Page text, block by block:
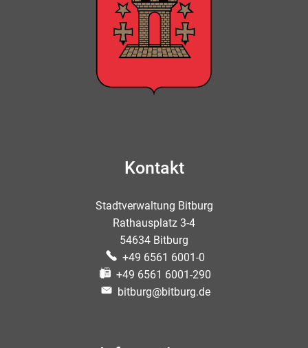
Kontakt
Stadtverwaltung Bitburg
Rathausplatz 3-4
54634 Bitburg
+49 6561 6001-0
+49 6561 6001-290
bitburg@bitburg.de